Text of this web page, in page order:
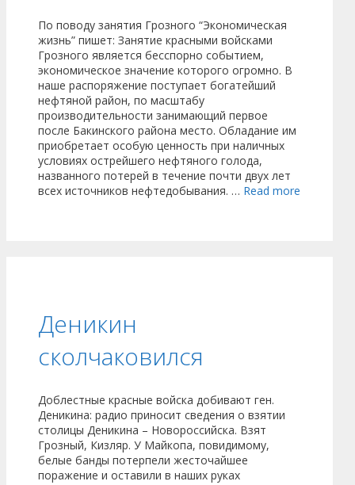
По поводу занятия Грозного “Экономическая
жизнь” пишет: Занятие красными войсками
Грозного является бесспорно событием,
экономическое значение которого огромно. В
наше распоряжение поступает богатейший
нефтяной район, по масштабу
производительности занимающий первое
после Бакинского района место. Обладание им
приобретает особую ценность при наличных
условиях острейшего нефтяного голода,
названного потерей в течение почти двух лет
всех источников нефтедобывания. … Read more
Деникин
сколчаковился
Доблестные красные войска добивают ген.
Деникина: радио приносит сведения о взятии
столицы Деникина – Новороссийска. Взят
Грозный, Кизляр. У Майкопа, повидимому,
белые банды потерпели жесточайшее
поражение и оставили в наших руках